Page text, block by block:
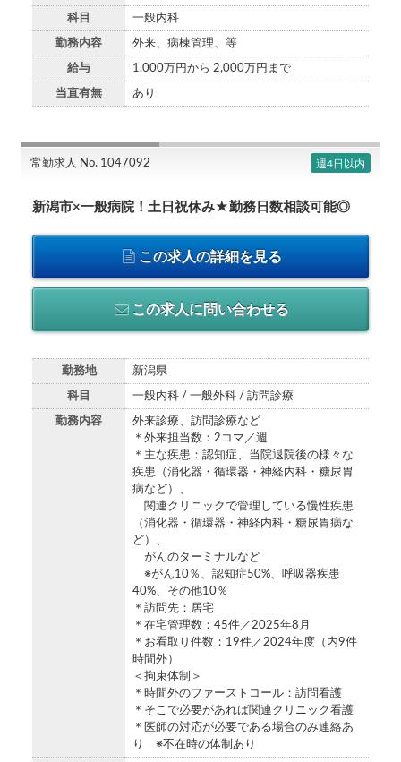
科目 一般内科
勤務内容 外来、病棟管理、等
給与 1,000万円から 2,000万円まで
当直有無 あり
常勤求人 No. 1047092 週4日以内
新潟市×一般病院！土日祝休み★勤務日数相談可能◎
この求人の詳細を見る
この求人に問い合わせる
勤務地 新潟県
科目 一般内科 / 一般外科 / 訪問診療
勤務内容
外来診療、訪問診療など
＊外来担当数：2コマ／週
＊主な疾患：認知症、当院退院後の様々な
疾患（消化器・循環器・神経内科・糖尿胃
病など）、
関連クリニックで管理している慢性疾患
（消化器・循環器・神経内科・糖尿胃病な
ど）、
がんのターミナルなど
※がん10％、認知症50%、呼吸器疾患
40%、その他10％
＊訪問先：居宅
＊在宅管理数：45件／2025年8月
＊お看取り件数：19件／2024年度（内9件
時間外）
＜拘束体制＞
＊時間外のファーストコール：訪問看護
＊そこで必要があれば関連クリニック看護
＊医師の対応が必要である場合のみ連絡あ
り ※不在時の体制あり